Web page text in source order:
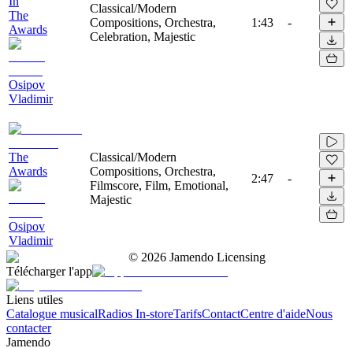
The
Awards
Osipov
Vladimir
Classical/Modern
Compositions, Orchestra,
Celebration, Majestic
1:43 -
The
Awards
Osipov
Vladimir
Classical/Modern
Compositions, Orchestra,
Filmscore, Film, Emotional,
Majestic
2:47 -
© 2026 Jamendo Licensing
Télécharger l'app
Liens utiles
Catalogue musicalRadios In-storeTarifsContactCentre d'aideNous
contacter
Jamendo